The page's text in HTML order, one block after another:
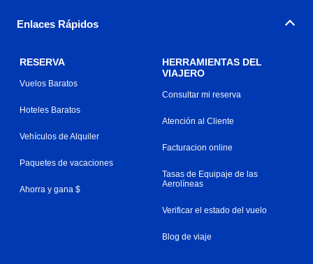
Enlaces Rápidos
RESERVA
Vuelos Baratos
Hoteles Baratos
Vehículos de Alquiler
Paquetes de vacaciones
Ahorra y gana $
HERRAMIENTAS DEL
VIAJERO
Consultar mi reserva
Atención al Cliente
Facturacion online
Tasas de Equipaje de las
Aerolíneas
Verificar el estado del vuelo
Blog de viaje